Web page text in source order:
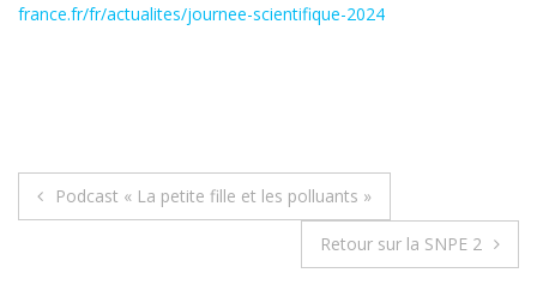
france.fr/fr/actualites/journee-scientifique-2024
Navigation
Podcast « La petite fille et les polluants »
Retour sur la SNPE 2